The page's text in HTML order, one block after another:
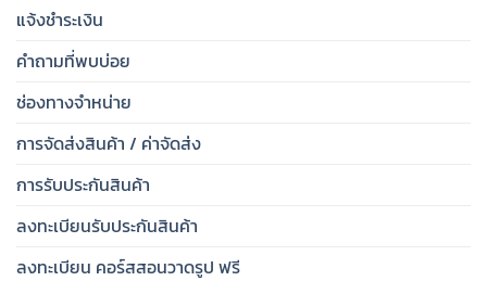
แจ้งชำระเงิน
คำถามที่พบบ่อย
ช่องทางจำหน่าย
การจัดส่งสินค้า / ค่าจัดส่ง
การรับประกันสินค้า
ลงทะเบียนรับประกันสินค้า
ลงทะเบียน คอร์สสอนวาดรูป ฟรี